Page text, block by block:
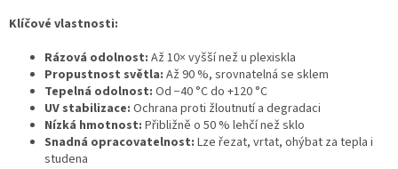
Klíčové vlastnosti:
Rázová odolnost: Až 10× vyšší než u plexiskla
Propustnost světla: Až 90 %, srovnatelná se sklem
Tepelná odolnost: Od −40 °C do +120 °C
UV stabilizace: Ochrana proti žloutnutí a degradaci
Nízká hmotnost: Přibližně o 50 % lehčí než sklo
Snadná opracovatelnost: Lze řezat, vrtat, ohýbat za tepla i
studena